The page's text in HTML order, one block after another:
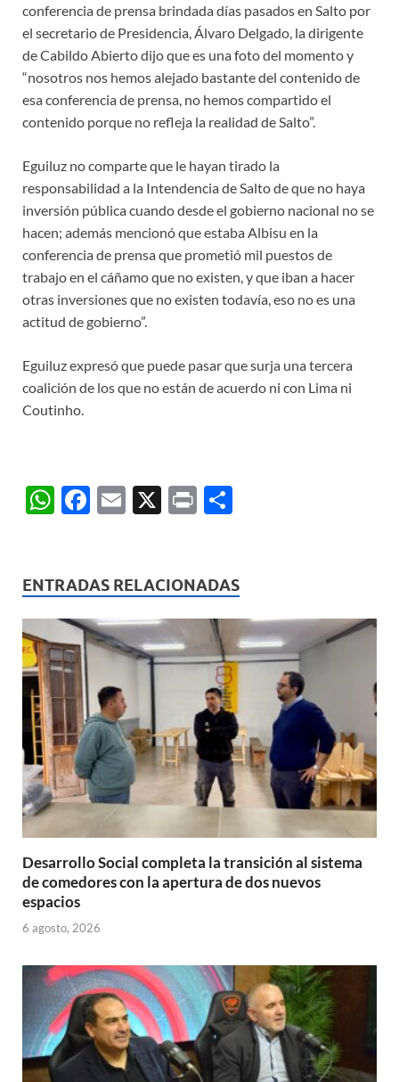
conferencia de prensa brindada días pasados en Salto por
el secretario de Presidencia, Álvaro Delgado, la dirigente
de Cabildo Abierto dijo que es una foto del momento y
“nosotros nos hemos alejado bastante del contenido de
esa conferencia de prensa, no hemos compartido el
contenido porque no refleja la realidad de Salto”.
Eguiluz no comparte que le hayan tirado la
responsabilidad a la Intendencia de Salto de que no haya
inversión pública cuando desde el gobierno nacional no se
hacen; además mencionó que estaba Albisu en la
conferencia de prensa que prometió mil puestos de
trabajo en el cáñamo que no existen, y que iban a hacer
otras inversiones que no existen todavía, eso no es una
actitud de gobierno”.
Eguiluz expresó que puede pasar que surja una tercera
coalición de los que no están de acuerdo ni con Lima ni
Coutinho.
W
s
A
p
p
F
b
o
o
E
X
P
p
ar
ti
r
ENTRADAS RELACIONADAS
Desarrollo Social completa la transición al sistema
de comedores con la apertura de dos nuevos
espacios
6 agosto, 2026